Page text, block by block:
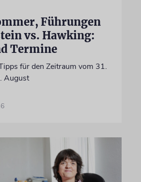
Führungen
vs. Hawking:
Termine
für den Zeitraum vom 31.
August